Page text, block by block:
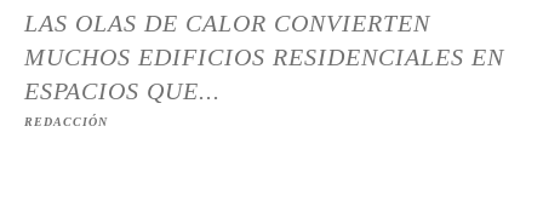
LAS OLAS DE CALOR CONVIERTEN
MUCHOS EDIFICIOS RESIDENCIALES EN
ESPACIOS QUE...
REDACCIÓN